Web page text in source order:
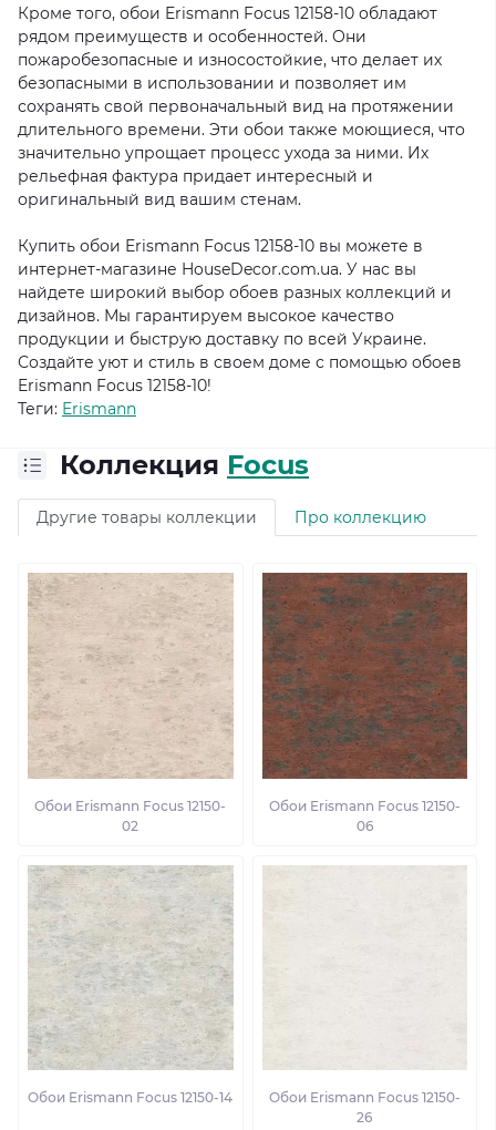
Кроме того, обои Erismann Focus 12158-10 обладают
рядом преимуществ и особенностей. Они
пожаробезопасные и износостойкие, что делает их
безопасными в использовании и позволяет им
сохранять свой первоначальный вид на протяжении
длительного времени. Эти обои также моющиеся, что
значительно упрощает процесс ухода за ними. Их
рельефная фактура придает интересный и
оригинальный вид вашим стенам.
Купить обои Erismann Focus 12158-10 вы можете в
интернет-магазине HouseDecor.com.ua. У нас вы
найдете широкий выбор обоев разных коллекций и
дизайнов. Мы гарантируем высокое качество
продукции и быструю доставку по всей Украине.
Создайте уют и стиль в своем доме с помощью обоев
Erismann Focus 12158-10!
Теги: Erismann
Коллекция Focus
Другие товары коллекции Про коллекцию
Обои Erismann Focus 12150-
02
Обои Erismann Focus 12150-
06
Обои Erismann Focus 12150-14
Обои Erismann Focus 12150-
26